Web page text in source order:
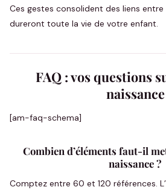
Ces gestes consolident des liens
dureront toute la vie de votre enfant.
FAQ : vos questions
naissance
[am-faq-schema]
Combien d’éléments faut-il
naissance ?
Comptez entre 60 et 120 références.